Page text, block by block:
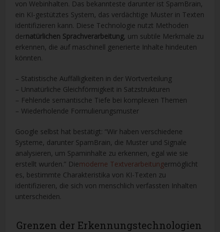
von Webinhalten. Das bekannteste darunter ist SpamBrain,
ein KI-gestütztes System, das verdächtige Muster in Texten
identifizieren kann. Diese Technologie nutzt Methoden
dernatürlichen Sprachverarbeitung, um subtile Merkmale zu
erkennen, die auf maschinell generierte Inhalte hindeuten
könnten.
– Statistische Auffälligkeiten in der Wortverteilung
– Unnatürliche Gleichförmigkeit in Satzstrukturen
– Fehlende semantische Tiefe bei komplexen Themen
– Wiederholende Formulierungsmuster
Google selbst hat bestätigt: “Wir haben verschiedene
Systeme, darunter SpamBrain, die Muster und Signale
analysieren, um Spaminhalte zu erkennen, egal wie sie
erstellt wurden.” Diemoderne Textverarbeitungermöglicht
es, bestimmte Charakteristika von KI-Texten zu
identifizieren, die sich von menschlich verfassten Inhalten
unterscheiden.
Grenzen der Erkennungstechnologien